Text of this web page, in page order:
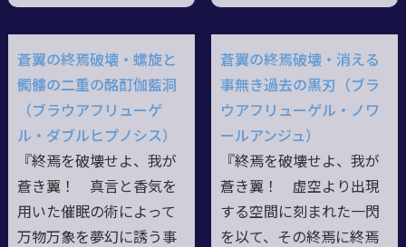
蒼翼の終焉破壊・螺旋と
髑髏の二重の酩酊伽藍洞
（ブラウアフリューゲ
ル・ダブルヒプノシス）
『終焉を破壊せよ、我が
蒼き翼！ 真言と香気を
用いた催眠の術によって
万物万象を夢幻に誘う事
蒼翼の終焉破壊・消える
事無き過去の黒刃（ブラ
ウアフリューゲル・ノワ
ールアンジュ）
『終焉を破壊せよ、我が
蒼き翼！ 虚空より出現
する空間に刻まれた一閃
を以て、その終焉に終焉